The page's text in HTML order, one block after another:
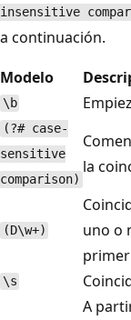
insensitive
a continuación.
Modelo
\b
(?# case-
sensitive
comparison)
la
(D\w+)
uno o
\s
A